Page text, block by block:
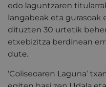
edo laguntzaren
langabeak eta gurasoak
dituzten 30 urtetik
etxebizitza berdinean
dute.
‘Coliseoaren Laguna’